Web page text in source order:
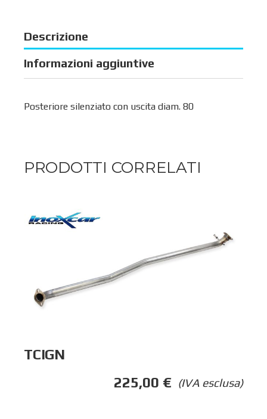
Descrizione
Informazioni aggiuntive
Posteriore silenziato con uscita diam. 80
PRODOTTI CORRELATI
TCIGN
(IVA esclusa)
225,00 €